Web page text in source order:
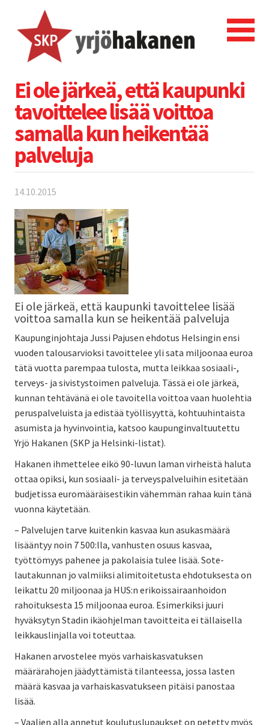
Ei ole järkeä, että kaupunki
tavoittelee lisää voittoa
samalla kun heikentää
palveluja
14.10.2015
Ei ole järkeä, että kaupunki tavoittelee lisää
voittoa samalla kun se heikentää palveluja
Kaupunginjohtaja Jussi Pajusen ehdotus Helsingin ensi
vuoden talousarvioksi tavoittelee yli sata miljoonaa euroa
tätä vuotta parempaa tulosta, mutta leikkaa sosiaali-,
terveys- ja sivistystoimen palveluja. Tässä ei ole järkeä,
kunnan tehtävänä ei ole tavoitella voittoa vaan huolehtia
peruspalveluista ja edistää työllisyyttä, kohtuuhintaista
asumista ja hyvinvointia, katsoo kaupunginvaltuutettu
Yrjö Hakanen (SKP ja Helsinki-listat).
Hakanen ihmettelee eikö 90-luvun laman virheistä haluta
ottaa opiksi, kun sosiaali- ja terveyspalveluihin esitetään
budjetissa euromääräisestikin vähemmän rahaa kuin tänä
vuonna käytetään.
– Palvelujen tarve kuitenkin kasvaa kun asukasmäärä
lisääntyy noin 7 500:lla, vanhusten osuus kasvaa,
työttömyys pahenee ja pakolaisia tulee lisää. Sote-
lautakunnan jo valmiiksi alimitoitetusta ehdotuksesta on
leikattu 20 miljoonaa ja HUS:n erikoissairaanhoidon
rahoituksesta 15 miljoonaa euroa. Esimerkiksi juuri
hyväksytyn Stadin ikäohjelman tavoitteita ei tällaisella
leikkauslinjalla voi toteuttaa.
Hakanen arvostelee myös varhaiskasvatuksen
määrärahojen jäädyttämistä tilanteessa, jossa lasten
määrä kasvaa ja varhaiskasvatukseen pitäisi panostaa
lisää.
– Vaalien alla annetut koulutuslupaukset on petetty myös